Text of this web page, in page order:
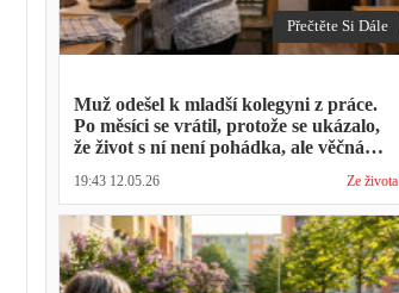
Přečtěte Si Dále
Muž odešel k mladší kolegyni z práce.
Po měsíci se vrátil, protože se ukázalo,
že život s ní není pohádka, ale věčná
19:43 12.05.26 Ze života